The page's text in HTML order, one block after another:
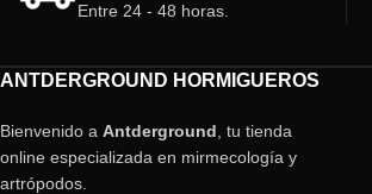
Entre 24 - 48 horas.
ANTDERGROUND HORMIGUEROS
Bienvenido a Antderground , tu tienda
online especializada en mirmecología y
artrópodos.